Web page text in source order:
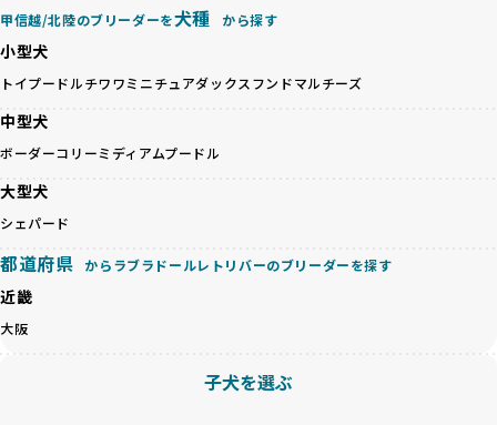
基づいた責任あるブリーディングを確保しています。
さらに、健康管理、社会性の育成、遺伝子検査、食事や運動
の質など、ワンちゃんの心身に配慮した飼育環境が整ってい
るかを評価する12項目の総合基準を設けています。これによ
り、より高い基準をクリアしたブリーダーだけを厳選してい
ます。
その結果、合格率10%未満という厳しい基準をクリアした優
良ブリーダーのみが登録されています。
BreederFamiliesでは、法令に準拠するだけでなく、ワンち
ゃんを家族のように愛するという理念を共有するブリーダー
のみを厳選しています。これにより、ユーザーの皆さんに安
心して選べる選択肢を提供しています。
「BreederFamilesのワンちゃんに優しい18の評価基準」は
こちら
接のヒアリング、現地確認を通じて厳しく評価しています。
待する理想と現実が大きく異なることも少なくありません。
健康と性格を次世代に引き継ぐために、ミックス犬の繁殖を
避けます。無計画な交配がもたらすリスクを理解し、飼い主
殖を徹底しているのです。
一方、営利優先ブリーダーは流行や需要に応じて安易にミッ
が多く見受けられます。場合によっては、チワワ×ハスキー
等体格の異なるリスクの高い交配を行うこともあります。
ペットショップやペットオークションは、流通過程でワンち
られるなど、心身に大きな負担がかかります。このような環
ちゃんの社会性や基本的なしつけにも悪影響を与える可能性
甲信越/北陸のブリーダーを犬種 から探す
小型犬
トイプードルチワワミニチュアダックスフンドマルチーズ
中型犬
ボーダーコリーミディアムプードル
大型犬
シェパード
都道府県 からラブラドールレトリバーのブリーダーを探す
近畿
大阪
子犬を選ぶ